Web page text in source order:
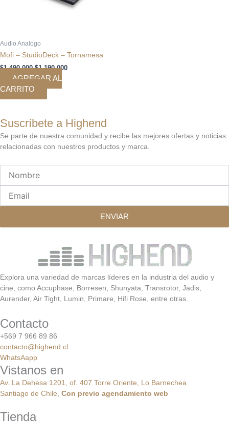
Audio Analogo
Mofi – StudioDeck – Tornamesa
$1.490.000 $1.190.000
AGREGAR AL
CARRITO
Suscríbete a Highend
Se parte de nuestra comunidad y recibe las mejores ofertas y noticias
relacionadas con nuestros productos y marca.
ENVIAR
Explora una variedad de marcas líderes en la industria del audio y
cine, como Accuphase, Borresen, Shunyata, Transrotor, Jadis,
Aurender, Air Tight, Lumin, Primare, Hifi Rose, entre otras.
Contacto
+569 7 966 89 86
contacto@highend.cl
WhatsAapp
Vistanos en
Av. La Dehesa 1201, of. 407 Torre Oriente, Lo Barnechea
Santiago de Chile, Con previo agendamiento web
Tienda